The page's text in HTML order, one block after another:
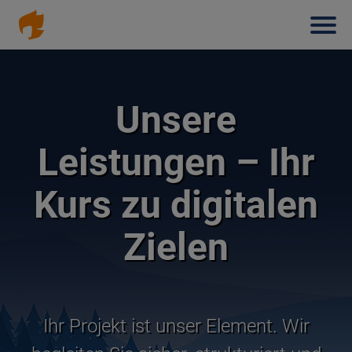
Direkt
zum
Inhalt
Unsere
Leistungen – Ihr
Kurs zu digitalen
Zielen
Ihr Projekt ist unser Element. Wir